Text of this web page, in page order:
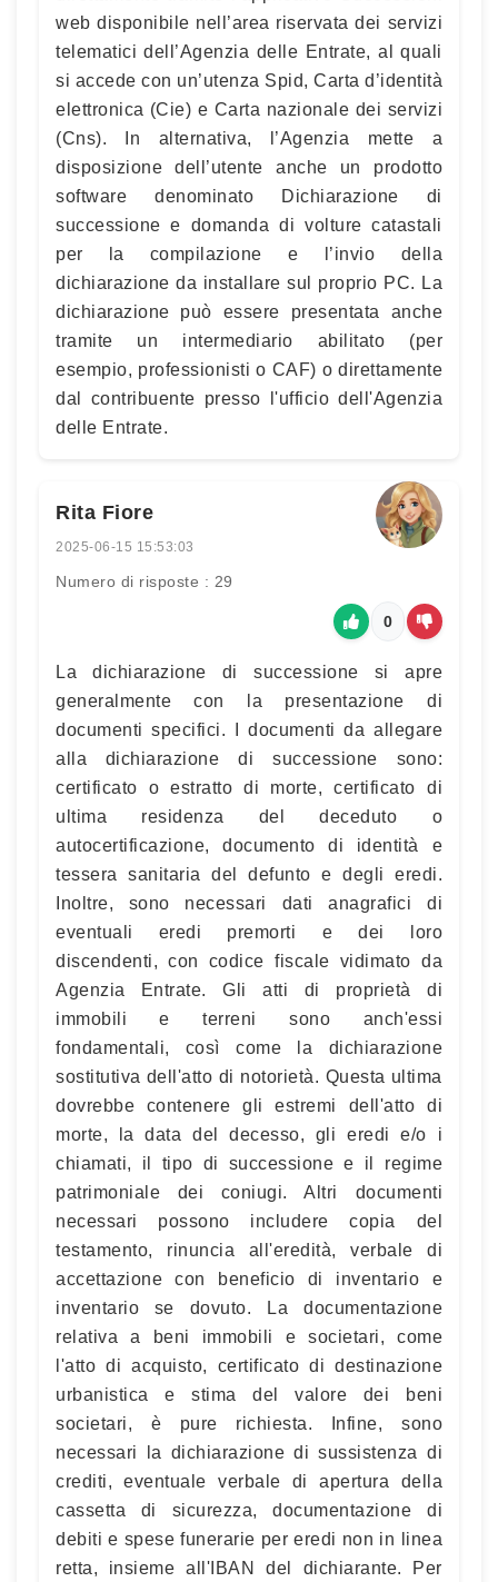
web disponibile nell’area riservata dei servizi
telematici dell’Agenzia delle Entrate, al quali
si accede con un’utenza Spid, Carta d’identità
elettronica (Cie) e Carta nazionale dei servizi
(Cns). In alternativa, l’Agenzia mette a
disposizione dell’utente anche un prodotto
software denominato Dichiarazione di
successione e domanda di volture catastali
per la compilazione e l’invio della
dichiarazione da installare sul proprio PC. La
dichiarazione può essere presentata anche
tramite un intermediario abilitato (per
esempio, professionisti o CAF) o direttamente
dal contribuente presso l'ufficio dell'Agenzia
delle Entrate.
Rita Fiore
2025-06-15 15:53:03
Numero di risposte : 29
0
La dichiarazione di successione si apre
generalmente con la presentazione di
documenti specifici. I documenti da allegare
alla dichiarazione di successione sono:
certificato o estratto di morte, certificato di
ultima residenza del deceduto o
autocertificazione, documento di identità e
tessera sanitaria del defunto e degli eredi.
Inoltre, sono necessari dati anagrafici di
eventuali eredi premorti e dei loro
discendenti, con codice fiscale vidimato da
Agenzia Entrate. Gli atti di proprietà di
immobili e terreni sono anch'essi
fondamentali, così come la dichiarazione
sostitutiva dell'atto di notorietà. Questa ultima
dovrebbe contenere gli estremi dell'atto di
morte, la data del decesso, gli eredi e/o i
chiamati, il tipo di successione e il regime
patrimoniale dei coniugi. Altri documenti
necessari possono includere copia del
testamento, rinuncia all'eredità, verbale di
accettazione con beneficio di inventario e
inventario se dovuto. La documentazione
relativa a beni immobili e societari, come
l'atto di acquisto, certificato di destinazione
urbanistica e stima del valore dei beni
societari, è pure richiesta. Infine, sono
necessari la dichiarazione di sussistenza di
crediti, eventuale verbale di apertura della
cassetta di sicurezza, documentazione di
debiti e spese funerarie per eredi non in linea
retta, insieme all'IBAN del dichiarante. Per